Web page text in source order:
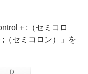
＋;（セミコロ
（セミコロン）」を